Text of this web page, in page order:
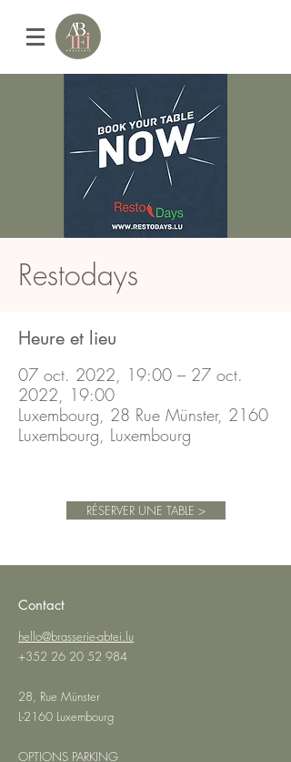
Restodays
Heure et lieu
07 oct. 2022, 19:00 – 27 oct.
2022, 19:00
Luxembourg, 28 Rue Münster, 2160
Luxembourg, Luxembourg
RÉSERVER UNE TABLE >
Contact
hello@brasserie-abtei.lu
+352 26 20 52 984
28, Rue Münster
L-2160 Luxembourg
OPTIONS PARKING